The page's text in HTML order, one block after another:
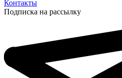
Контакты
Подписка на рассылку